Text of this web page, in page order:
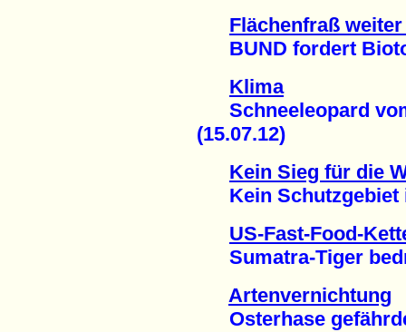
Flächenfraß
BUND fordert
Klima
Schneeleopard
(15.07.12)
Kein Sieg für die
Kein Schutzgebiet
US-Fast-Food-
Sumatra-Tiger
Artenvernichtung
Osterhase